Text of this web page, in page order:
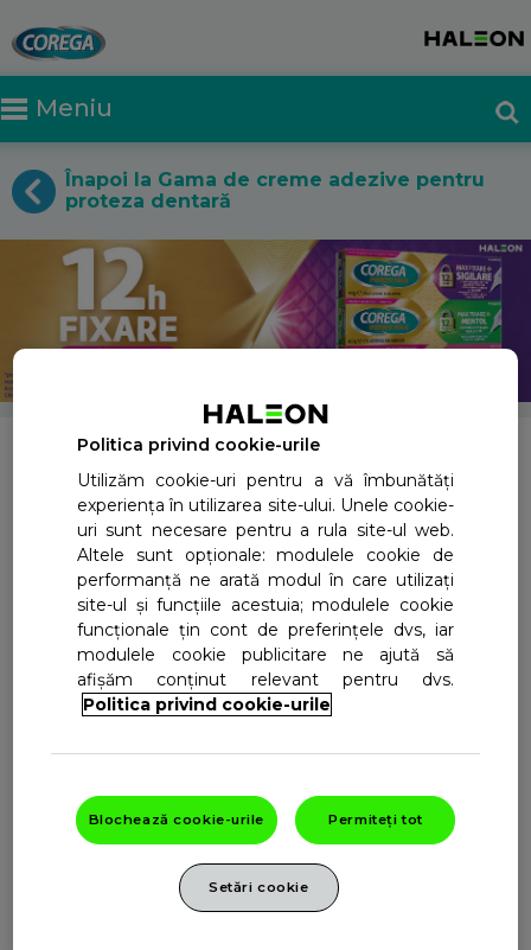
Meniu
Înapoi la Gama de creme adezive pentru
proteza dentară
Cremă adezivă pentru proteze
dentare Corega Max Fixare +
Confort
COREGA Max Fixare + Conforteste special
concepută pentru a oferi confort și a fixa
proteza dentară totală sau parțială timp de 12
Oferă un strat moale de amortizare pentru a
ajuta la absorbția presiunii provenită de la
protezele dentare parțiale sau totale.
Politica privind cookie-urile
Utilizăm cookie-uri pentru a vă îmbunătăți
experiența în utilizarea site-ului. Unele cookie-
uri sunt necesare pentru a rula site-ul web.
Altele sunt opționale: modulele cookie de
performanță ne arată modul în care utilizați
site-ul și funcțiile acestuia; modulele cookie
funcționale țin cont de preferințele dvs, iar
modulele cookie publicitare ne ajută să
afișăm conținut relevant pentru dvs.
Politica privind cookie-urile
Blochează cookie-urile Permiteți tot
Setări cookie